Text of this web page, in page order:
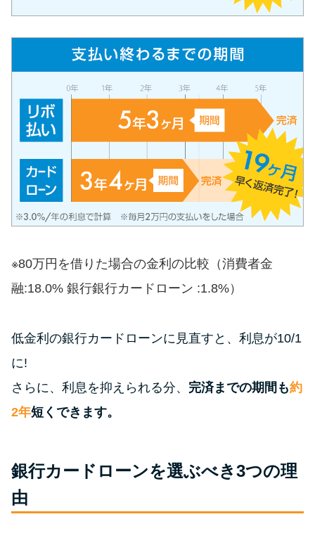
未成年でもお金を借りられる？
学生がお金を借りる方法があ
る？
学生がお金を借りる方法は？親
へのバレにくさや将来への影響
ソフト闇金とは？悪質な手口に
は要注意！
090金融（闇金）からお金を借り
の対処法
申し込みブラックとは?判断の目
ブラックでもお金を借りるに
は？3つの判断基準と工面法
アコムはブラックでも審査に通
る？ 自分がブラックか確かめる
※80万円を借りた場合の金利の比較（消費者金
融:18.0% 銀行銀行カードローン :1.8%）
低金利の銀行カードローンに見直すと、利息が10/1
に!
さらに、利息を抑えられる分、 完済までの期間も約
2年短くできます。
銀行カードローンを選ぶべき3つの理
由